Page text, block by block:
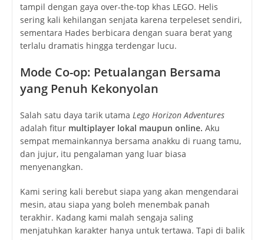
tampil dengan gaya over-the-top khas LEGO. Helis
sering kali kehilangan senjata karena terpeleset sendiri,
sementara Hades berbicara dengan suara berat yang
terlalu dramatis hingga terdengar lucu.
Mode Co-op: Petualangan Bersama
yang Penuh Kekonyolan
Salah satu daya tarik utama Lego Horizon Adventures
adalah fitur multiplayer lokal maupun online. Aku
sempat memainkannya bersama anakku di ruang tamu,
dan jujur, itu pengalaman yang luar biasa
menyenangkan.
Kami sering kali berebut siapa yang akan mengendarai
mesin, atau siapa yang boleh menembak panah
terakhir. Kadang kami malah sengaja saling
menjatuhkan karakter hanya untuk tertawa. Tapi di balik